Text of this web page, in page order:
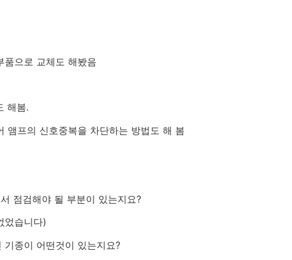
품으로 교체도 해봤음
해봄.
앰프의 신호중복을 차단하는 방법도 해 봄
점검해야 될 부분이 있는지요?
었습니다)
종이 어떤것이 있는지요?